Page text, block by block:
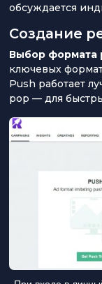
обсуждается
Создание
Выбор формата
ключевых
Push работает
pop — для